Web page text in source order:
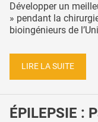
Développer un
» pendant la
bioingénieurs de
LIRE LA SUITE
ÉPILEPSIE :